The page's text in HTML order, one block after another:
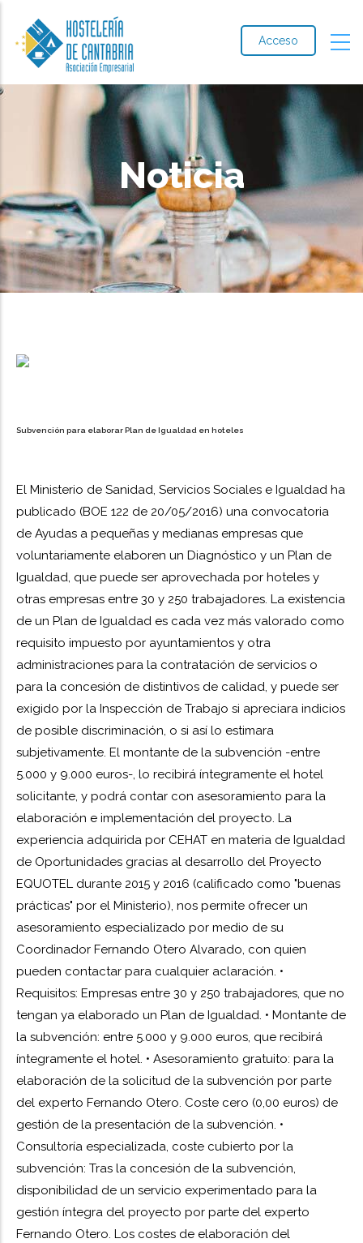
Acceso
Noticia
Ruta
de
navegación
Subvención para elaborar Plan de Igualdad en hoteles
El Ministerio de Sanidad, Servicios Sociales e Igualdad ha
publicado (BOE 122 de 20/05/2016) una convocatoria
de Ayudas a pequeñas y medianas empresas que
voluntariamente elaboren un Diagnóstico y un Plan de
Igualdad, que puede ser aprovechada por hoteles y
otras empresas entre 30 y 250 trabajadores. La existencia
de un Plan de Igualdad es cada vez más valorado como
requisito impuesto por ayuntamientos y otra
administraciones para la contratación de servicios o
para la concesión de distintivos de calidad, y puede ser
exigido por la Inspección de Trabajo si apreciara indicios
de posible discriminación, o si así lo estimara
subjetivamente. El montante de la subvención -entre
5.000 y 9.000 euros-, lo recibirá íntegramente el hotel
solicitante, y podrá contar con asesoramiento para la
elaboración e implementación del proyecto. La
experiencia adquirida por CEHAT en materia de Igualdad
de Oportunidades gracias al desarrollo del Proyecto
EQUOTEL durante 2015 y 2016 (calificado como "buenas
prácticas" por el Ministerio), nos permite ofrecer un
asesoramiento especializado por medio de su
Coordinador Fernando Otero Alvarado, con quien
pueden contactar para cualquier aclaración. •
Requisitos: Empresas entre 30 y 250 trabajadores, que no
tengan ya elaborado un Plan de Igualdad. • Montante de
la subvención: entre 5.000 y 9.000 euros, que recibirá
íntegramente el hotel. • Asesoramiento gratuito: para la
elaboración de la solicitud de la subvención por parte
del experto Fernando Otero. Coste cero (0,00 euros) de
gestión de la presentación de la subvención. •
Consultoría especializada, coste cubierto por la
subvención: Tras la concesión de la subvención,
disponibilidad de un servicio experimentado para la
gestión íntegra del proyecto por parte del experto
Fernando Otero. Los costes de elaboración del